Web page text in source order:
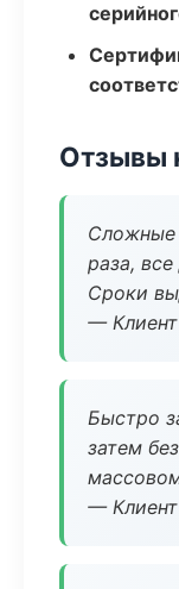
Отзывы
Сложные
раза,
Сроки
—
Быстро
затем
—